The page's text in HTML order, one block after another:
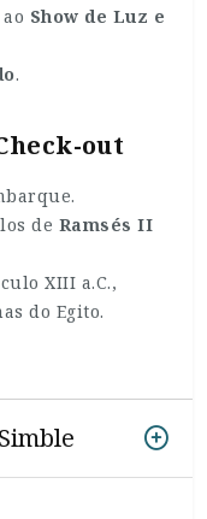
Show de Luz e
.
out
de Ramsés II
XIII a.C.,
do Egito.